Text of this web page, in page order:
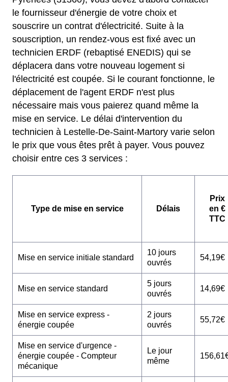
le fournisseur d'énergie de votre choix et
souscrire un contrat d'électricité. Suite à la
souscription, un rendez-vous est fixé avec un
technicien ERDF (rebaptisé ENEDIS) qui se
déplacera dans votre nouveau logement si
l'électricité est coupée. Si le courant fonctionne, le
déplacement de l'agent ERDF n'est plus
nécessaire mais vous paierez quand même la
mise en service. Le délai d'intervention du
technicien à Lestelle-De-Saint-Martory varie selon
le prix que vous êtes prêt à payer. Vous pouvez
choisir entre ces 3 services :
Type de mise en service Délais
Prix
en €
TTC
Mise en service initiale standard
10 jours
ouvrés
54,19€
Mise en service standard
5 jours
ouvrés
14,69€
Mise en service express -
énergie coupée
2 jours
ouvrés
55,72€
Mise en service d'urgence -
énergie coupée - Compteur
mécanique
Le jour
même